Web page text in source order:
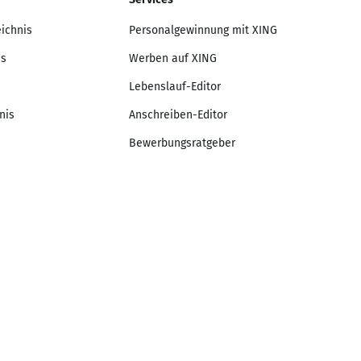
Personalgewinnung mit XING
Werben auf XING
Lebenslauf-Editor
Anschreiben-Editor
Bewerbungsratgeber